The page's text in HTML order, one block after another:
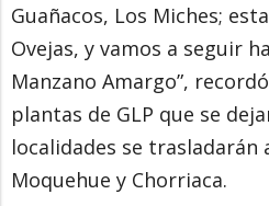
Guañacos, Los Miches;
Ovejas, y vamos a seguir
Manzano Amargo”,
plantas de GLP que se
localidades se
Moquehue y Chorriaca.